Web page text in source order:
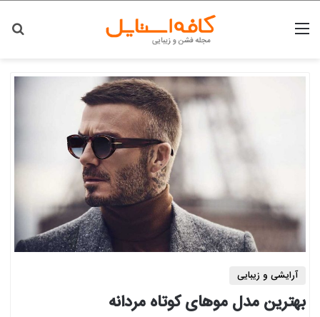
منو
آرایشی و زیبایی
بهترین مدل موهای کوتاه مردانه